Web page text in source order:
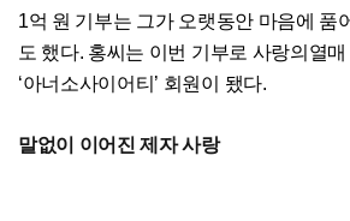
1억 원 기부는 그가 오랫동안 마음에 품
도 했다. 홍씨는 이번 기부로 사랑의열
‘아너소사이어티’ 회원이 됐다.
말없이 이어진 제자 사랑